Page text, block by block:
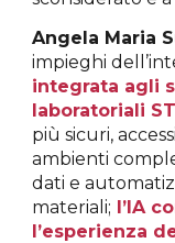
Angela Maria
impieghi
integrata agli
laboratoriali
più sicuri,
ambienti
dati e
materiali; l’IA
l’esperienza